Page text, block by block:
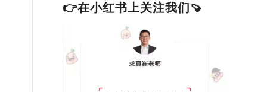
👉在小红书上关注我们🍠